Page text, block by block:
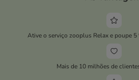
Ative o serviço zooplus Relax e poupe 5
Mais de 10 milhões de